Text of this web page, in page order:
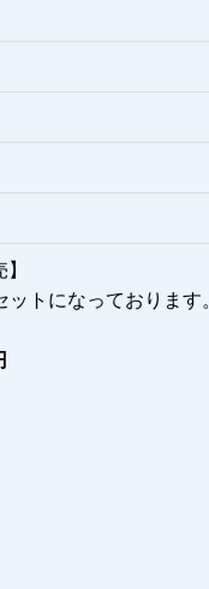
トになっております。